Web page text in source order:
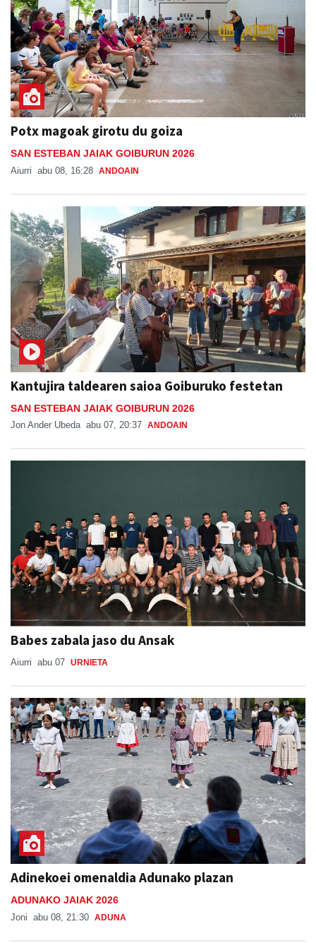
Potx magoak girotu du goiza
SAN ESTEBAN JAIAK GOIBURUN 2026
Aiurri abu 08, 16:28 ANDOAIN
Kantujira taldearen saioa Goiburuko festetan
SAN ESTEBAN JAIAK GOIBURUN 2026
Jon Ander Ubeda abu 07, 20:37 ANDOAIN
Babes zabala jaso du Ansak
Aiurri abu 07 URNIETA
Adinekoei omenaldia Adunako plazan
ADUNAKO JAIAK 2026
Joni abu 08, 21:30 ADUNA